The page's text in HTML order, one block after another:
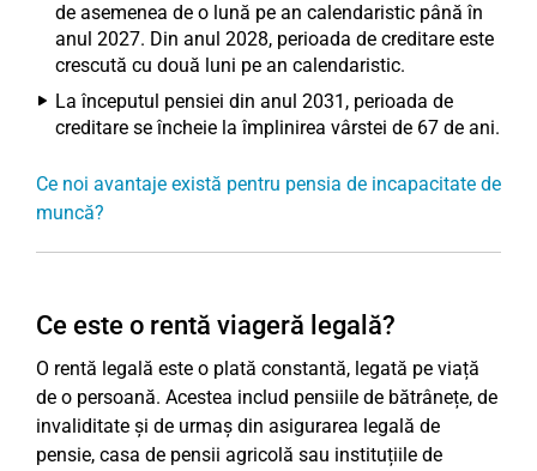
de asemenea de o lună pe an calendaristic până în
anul 2027. Din anul 2028, perioada de creditare este
crescută cu două luni pe an calendaristic.
La începutul pensiei din anul 2031, perioada de
creditare se încheie la împlinirea vârstei de 67 de ani.
Ce noi avantaje există pentru pensia de incapacitate de
muncă?
Ce este o rentă viageră legală?
O rentă legală este o plată constantă, legată pe viață
de o persoană. Acestea includ pensiile de bătrânețe, de
invaliditate și de urmaș din asigurarea legală de
pensie, casa de pensii agricolă sau instituțiile de